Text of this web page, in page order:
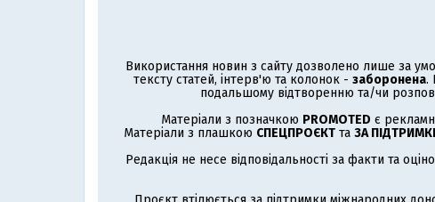
Використання новин з сайту дозволено лише за
тексту статей, інтерв'ю та колонок - заборонена.
подальшому відтворенню та/чи
Матеріали з позначкою PROMOTED є
Матеріали з плашкою СПЕЦПРОЄКТта ЗА
Редакція не несе відповідальності за факти та